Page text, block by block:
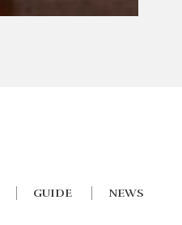
GUIDE NEWS